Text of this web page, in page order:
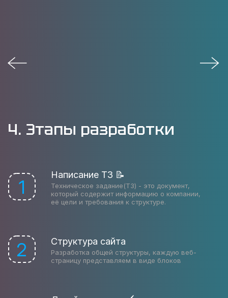
4. Этапы разработки
1
Написание ТЗ 📝
Техническое задание(ТЗ) - это документ,
который содержит информацию о компании,
её цели и требования к структуре.
2 Структура сайта
Разработка общей структуры, каждую веб-
страницу представляем в виде блоков